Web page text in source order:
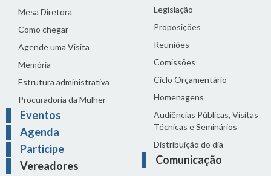
Mesa Diretora
Como chegar
Agende uma Visita
Memória
Estrutura administrativa
Procuradoria da Mulher
Eventos
Agenda
Participe
Vereadores
Legislação
Proposições
Reuniões
Comissões
Ciclo Orçamentário
Homenagens
Audiências Públicas, Visitas
Técnicas e Seminários
Distribuição do dia
Comunicação